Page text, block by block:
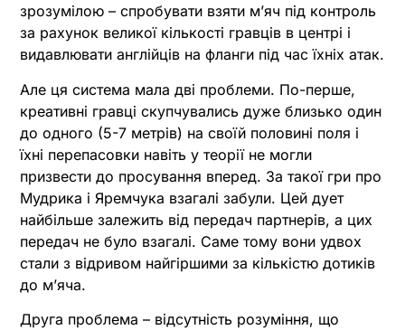
зрозумілою – спробувати взяти м’яч під контроль
за рахунок великої кількості гравців в центрі і
видавлювати англійців на фланги під час їхніх атак.
Але ця система мала дві проблеми. По-перше,
креативні гравці скупчувались дуже близько один
до одного (5-7 метрів) на своїй половині поля і
їхні перепасовки навіть у теорії не могли
призвести до просування вперед. За такої гри про
Мудрика і Яремчука взагалі забули. Цей дует
найбільше залежить від передач партнерів, а цих
передач не було взагалі. Саме тому вони удвох
стали з відривом найгіршими за кількістю дотиків
до м’яча.
Друга проблема – відсутність розуміння, що